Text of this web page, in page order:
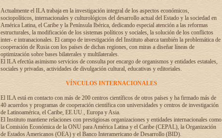
Actualmente el ILA trabaja en la investigación integral de los aspectos económicos,
sociopolíticos, internacionales y culturológicos del desarrollo actual del Estado y la sociedad en
América Latina, el Caribe y la Península Ibérica, dedicando especial atención a las reformas
estructurales, la modificación de los sistemas políticos y sociales, la solución de los conflictos
inter- e intranacionales. El campo de investigación del Instituto abarca también la problemática de
cooperación de Rusia con los países de dichas regiones, con miras a diseñar líneas de
optimización sobre bases bilaterales y multilaterales.
El ILA efectúa asimismo servicios de consulta por encargo de organismos y entidades estatales,
sociales y privadas, actividades de divulgación cultural, educativas y editoriales.
VÍNCULOS INTERNACIONALES
El ILA está en contacto con más de 200 centros científicos de otros países y ha firmado más de
40 acuerdos y programas de cooperación científica con universidades y centros de investigación
de Latinoamérica, el Caribe, EE.UU., Europa y Asia.
El Instituto mantiene relaciones con prestigiosas organizaciones y entidades internacionales como
la Comisión Económica de la ONU para América Latina y el Caribe (CEPAL), la Organización
de Estados Americanos (OEA) y el Banco Interamericano de Desarrollo (BID).